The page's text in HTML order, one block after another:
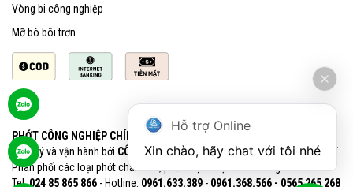
Vòng bi công nghiệp
Mỡ bò bôi trơn
PHỚT CÔNG NGHIỆP CHÍNH HÃNG SKF
Quản lý và vận hành bởi CÔNG TY CỔ PHẦN VOBIVI - Đại lý uỷ quyền SKF
Phân phối các loại phớt chắn dầu, phớt chịu nhiệt chính hãng SKF
Tel:024 85 865 866 - Hotline: 0961.633.389​ - 0961.368.566 - 0565 265 268​
Hỗ trợ Online
Xin chào, hãy chat với tôi nhé